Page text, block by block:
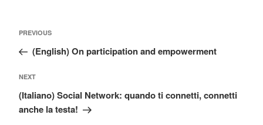
Post
navigation
Previous
Post
PREVIOUS
(English) On participation and empowerment
Next
Post
NEXT
(Italiano) Social Network: quando ti connetti, connetti
anche la testa!